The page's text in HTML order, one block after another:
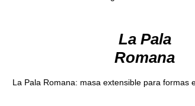
La Pala
Romana
La Pala Romana: masa extensible para formas